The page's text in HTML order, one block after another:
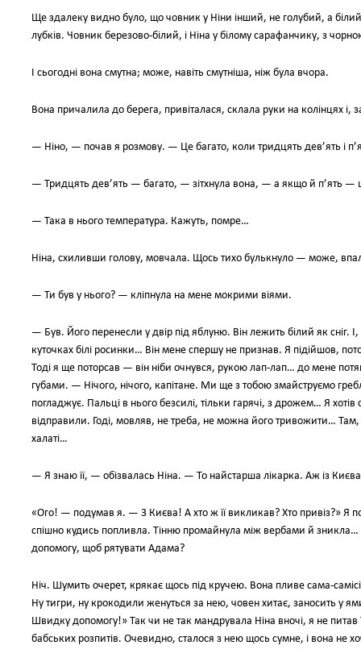
Ще здалеку видно було, що човник у Ніни інший, не голубий, а
лубків. Човник березово-білий, і Ніна у білому сарафанчику, з
І сьогодні вона смутна; може, навіть смутніша, ніж була вчора.
Вона причалила до берега, привіталася, склала руки на колінцях
— Ніно, — почав я розмову. — Це багато, коли тридцять дев’ять і
— Тридцять дев’ять — багато, — зітхнула вона, — а якщо й п’ять —
— Така в нього температура. Кажуть, помре…
Ніна, схиливши голову, мовчала. Щось тихо булькнуло — може,
— Ти був у нього? — кліпнула на мене мокрими віями.
— Був. Його перенесли у двір під яблуню. Він лежить білий як сніг.
куточках білі росинки… Він мене спершу не признав. Я підійшов,
Тоді я ще поторсав — він ніби очнувся, рукою лап-лап… до мене
губами. — Нічого, нічого, капітане. Ми ще з тобою змайструємо
погладжує. Пальці в нього безсилі, тільки гарячі, з дрожем… Я
відправили. Годі, мовляв, не треба, не можна його тривожити…
халаті…
— Я знаю її, — обізвалась Ніна. — То найстарша лікарка. Аж із
«Ого! — подумав я. — 3 Києва! А хто ж її викликав? Хто привіз?» Я
спішно кудись попливла. Тінню промайнула між вербами й
допомогу, щоб рятувати Адама?
Ніч. Шумить очерет, крякає щось під кручею. Вона пливе сама-
Ну тигри, ну крокодили женуться за нею, човен хитає, заносить у
Швидку допомогу!» Так чи не так мандрувала Ніна вночі, я не
бабських розпитів. Очевидно, сталося з нею щось сумне, і вона не